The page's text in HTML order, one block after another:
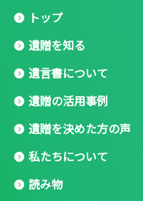
トップ
遺贈を知る
遺言書について
遺贈の活用事例
遺贈を決めた方の声
私たちについて
読み物